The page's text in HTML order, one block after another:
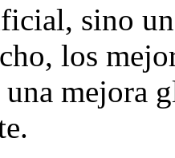
sino
los
una mejora